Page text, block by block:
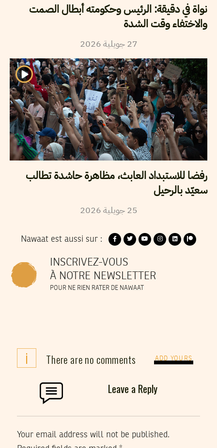
نواة في دقيقة: الرئيس وحكومته أبطال الصمت
والاختفاء وقت الشدة
27 جويلية2026
رفضا للاستبداد العابث، مظاهرة حاشدة تطالب
سعيّد بالرحيل
25 جويلية2026
Nawaat est aussi sur :
INSCRIVEZ-VOUS
À NOTRE NEWSLETTER
POUR NE RIEN RATER DE NAWAAT
i There are no comments ADD YOURS
Leave a Reply
Your email address will not be published.